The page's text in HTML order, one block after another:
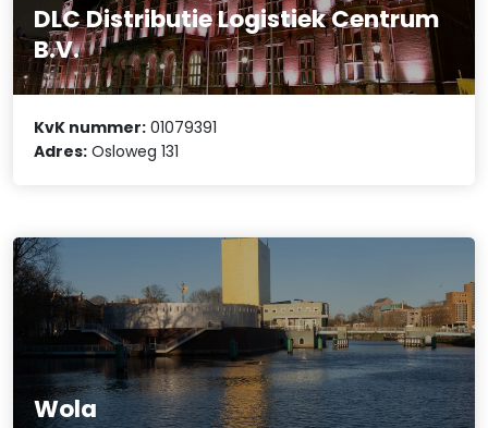
DLC Distributie Logistiek Centrum
B.V.
KvK nummer: 01079391
Adres: Osloweg 131
Wola